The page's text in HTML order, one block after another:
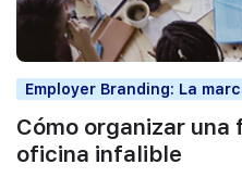
Employer Branding: La
Cómo organizar una
oficina infalible